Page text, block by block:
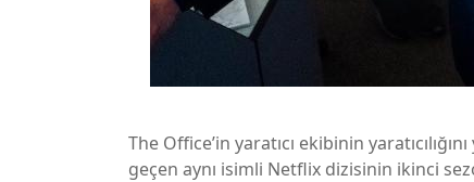
The Office’in yaratıcı ekibinin
geçen aynı isimli Netflix dizisinin ikinci